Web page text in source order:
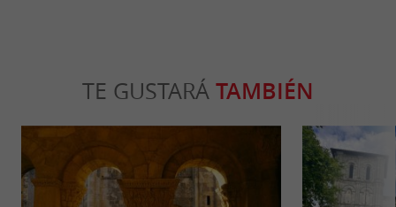
TE GUSTARÁ TAMBIÉN